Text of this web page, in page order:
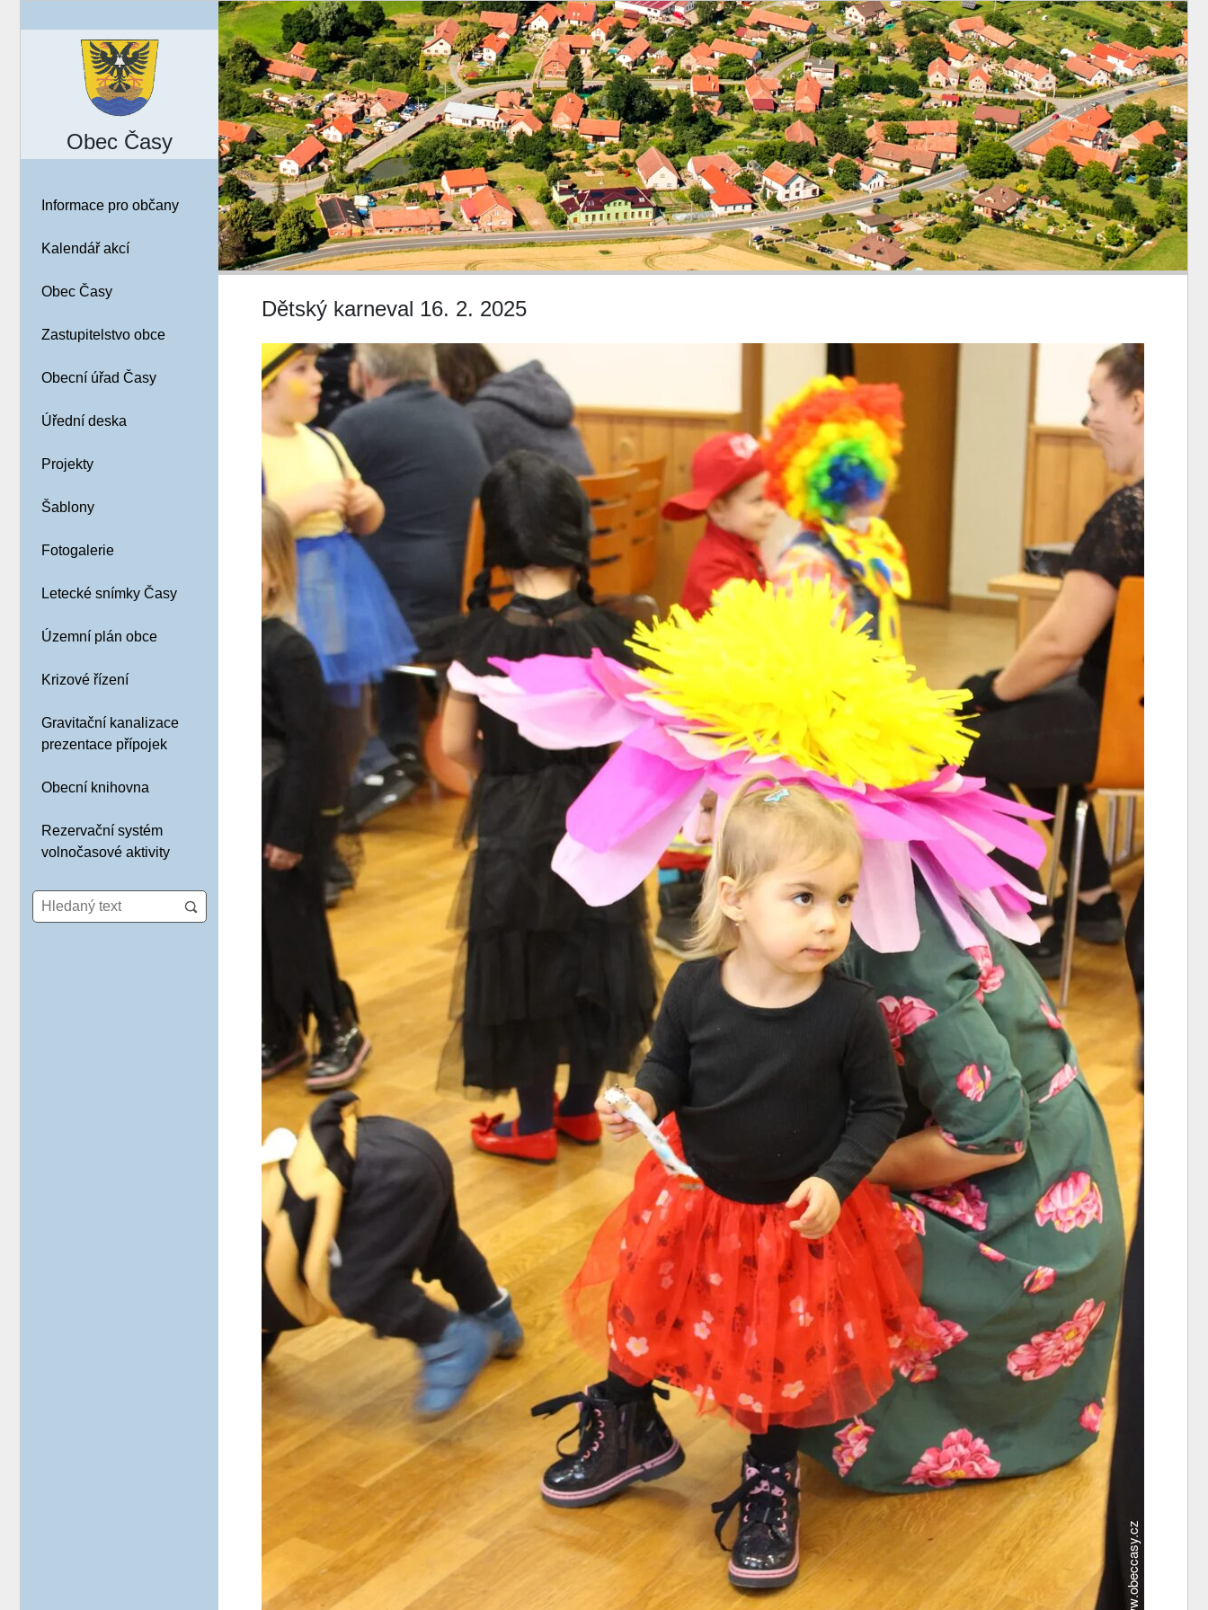
Obec Časy
Informace pro občany
Kalendář akcí
Obec Časy
Zastupitelstvo obce
Obecní úřad Časy
Úřední deska
Projekty
Šablony
Fotogalerie
Letecké snímky Časy
Územní plán obce
Krizové řízení
Gravitační kanalizace
prezentace přípojek
Obecní knihovna
Rezervační systém
volnočasové aktivity
Dětský karneval 16. 2. 2025